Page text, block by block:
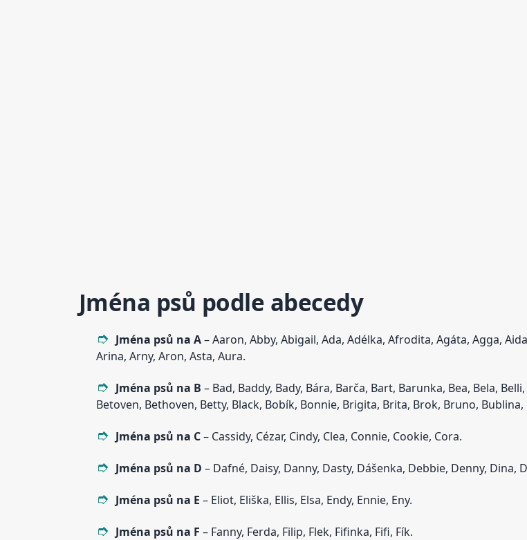
Jména psů podle abecedy
Jména psů na A– Aaron, Abby, Abigail, Ada, Adélka, Afrodita, Agáta, Agga,
Arina, Arny, Aron, Asta, Aura.
Jména psů na B – Bad, Baddy, Bady, Bára, Barča, Bart, Barunka, Bea, Bela,
Betoven, Bethoven, Betty, Black, Bobík, Bonnie, Brigita, Brita, Brok, Bruno, Bublina,
Jména psů na C– Cassidy, Cézar, Cindy, Clea, Connie, Cookie, Cora.
Jména psů na D – Dafné, Daisy, Danny, Dasty, Dášenka, Debbie, Denny, Dina,
Jména psů na E – Eliot, Eliška, Ellis, Elsa, Endy, Ennie, Eny.
Jména psů na F – Fanny, Ferda, Filip, Flek, Fifinka, Fifi, Fík.